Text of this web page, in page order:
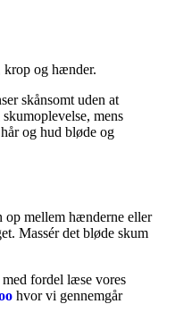
krop og hænder.
skånsomt uden at
mens
og hud bløde og
op mellem hænderne eller
Massér det bløde skum
fordel læse vores
hvor vi gennemgår